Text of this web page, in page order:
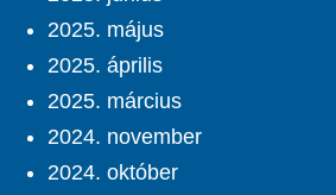
2025. május
2025. április
2025. március
2024. november
2024. október